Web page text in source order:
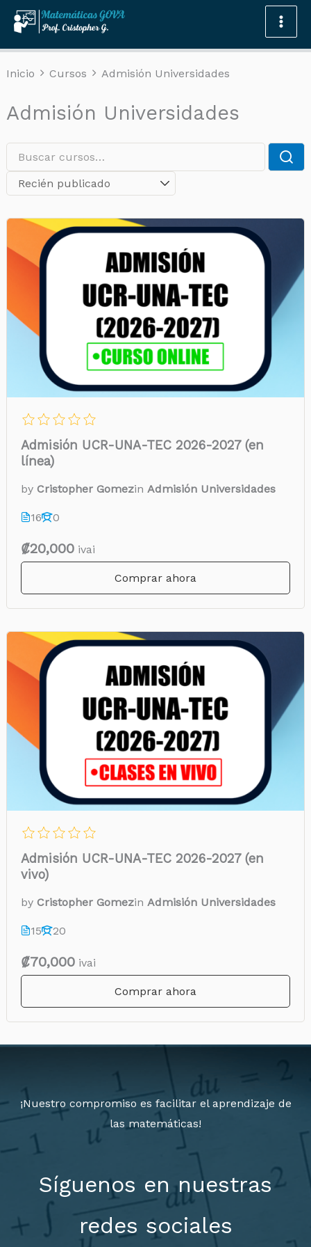
Omitir
ir
alInicio Cursos Admisión Universidades
Admisión Universidades
Admisión UCR-UNA-TEC 2026-2027 (en
línea)
by Cristopher Gomezin Admisión Universidades
16 0
₡20,000 ivai
Comprar ahora
Admisión UCR-UNA-TEC 2026-2027 (en
vivo)
by Cristopher Gomezin Admisión Universidades
15 20
₡70,000 ivai
Comprar ahora
¡Nuestro compromiso es facilitar el aprendizaje de
las matemáticas!
Síguenos en nuestras
redes sociales